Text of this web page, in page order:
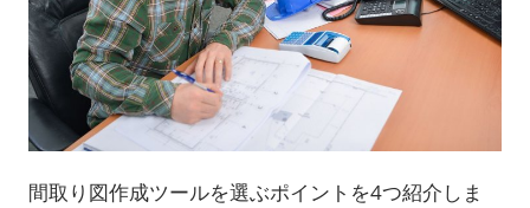
間取り図作成ツールを選ぶポイントを4つ紹介しま